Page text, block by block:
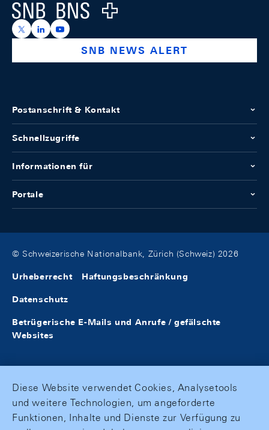
Logo
https://x.com/snb_bns
https://ch.linkedin.com/company/swiss-national-
https://www.youtube.com/@swissnationalbank
SNB NEWS ALERT
Postanschrift & Kontakt
Schnellzugriffe
Informationen für
Portale
© Schweizerische Nationalbank, Zürich (Schweiz) 2026
Urheberrecht Haftungsbeschränkung
Datenschutz
Betrügerische E-Mails und Anrufe / gefälschte
Websites
Diese Website verwendet Cookies, Analysetools
und weitere Technologien, um angeforderte
Funktionen, Inhalte und Dienste zur Verfügung zu